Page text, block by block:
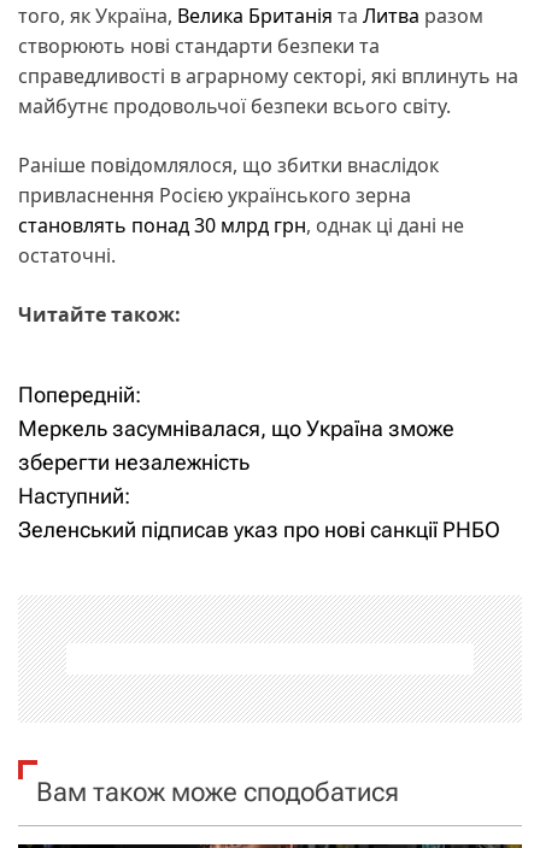
того, як Україна, Велика Британія та Литва разом
створюють нові стандарти безпеки та
справедливості в аграрному секторі, які вплинуть на
майбутнє продовольчої безпеки всього світу.
Раніше повідомлялося, що збитки внаслідок
привласнення Росією українського зерна
становлять понад 30 млрд грн, однак ці дані не
остаточні.
Читайте також:
Н
а
в
г
а
ц
і
я
Попередній:
Меркель засумнівалася, що Україна зможе
зберегти незалежність
Наступний:
Зеленський підписав указ про нові санкції РНБО
Вам також може сподобатися